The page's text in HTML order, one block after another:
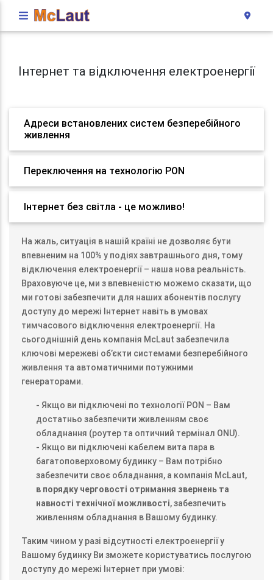
Інтернет та відключення електроенергії
Адреси встановлених систем безперебійного
живлення
Переключення на технологію PON
Інтернет без світла - це можливо!
На жаль, ситуація в нашій країні не дозволяє бути
впевненим на 100% у подіях завтрашнього дня, тому
відключення електроенергії – наша нова реальність.
Враховуюче це, ми з впевненістю можемо сказати, що
ми готові забезпечити для наших абонентів послугу
доступу до мережі Інтернет навіть в умовах
тимчасового відключення електроенергії. На
сьогоднішній день компанія McLaut забезпечила
ключові мережеві об’єкти системами безперебійного
живлення та автоматичними потужними
генераторами.
- Якщо ви підключені по технології PON – Вам
достатньо забезпечити живленням своє
обладнання (роутер та оптичний термінал ONU).
- Якщо ви підключені кабелем вита пара в
багатоповерховому будинку – Вам потрібно
забезпечити своє обладнання, а компанія McLaut,
в порядку черговості отримання звернень та
навності технічної можливості, забезпечить
живленням обладнання в Вашому будинку.
Таким чином у разі відсутності електроенергії у
Вашому будинку Ви зможете користуватись послугою
доступу до мережі Інтернет при умові: